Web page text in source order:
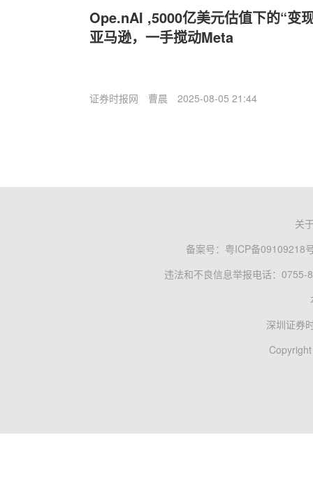
Ope.nAI ,5000亿美元估值下的“变
亚马逊，一手搅动Meta
证券时报网 曹晨 2025-08-05 21:44
关
备案号： 粤ICP备09109218
违法和不良信息举报电话：0755-
深圳证券